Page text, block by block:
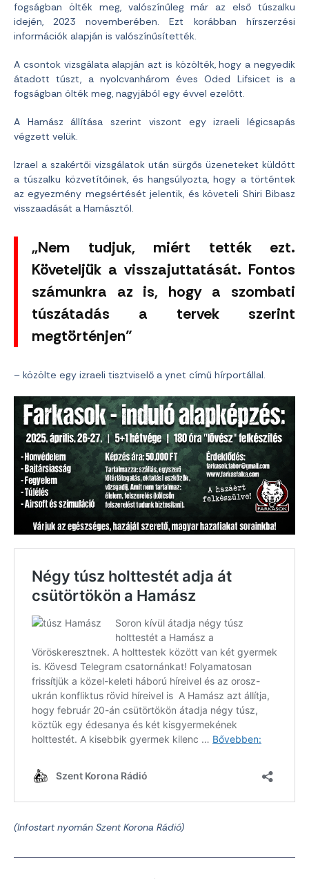
fogságban ölték meg, valószínűleg már az első túszalku
idején, 2023 novemberében. Ezt korábban hírszerzési
információk alapján is valószínűsítették.
A csontok vizsgálata alapján azt is közölték, hogy a negyedik
átadott túszt, a nyolcvanhárom éves Oded Lifsicet is a
fogságban ölték meg, nagyjából egy évvel ezelőtt.
A Hamász állítása szerint viszont egy izraeli légicsapás
végzett velük.
Izrael a szakértői vizsgálatok után sürgős üzeneteket küldött
a túszalku közvetítőinek, és hangsúlyozta, hogy a történtek
az egyezmény megsértését jelentik, és követeli Shiri Bibasz
visszaadását a Hamásztól.
„Nem tudjuk, miért tették ezt.
Követeljük a visszajuttatását. Fontos
számunkra az is, hogy a szombati
túszátadás a tervek szerint
megtörténjen”
– közölte egy izraeli tisztviselő a ynet című hírportállal.
(Infostart nyomán Szent Korona Rádió)